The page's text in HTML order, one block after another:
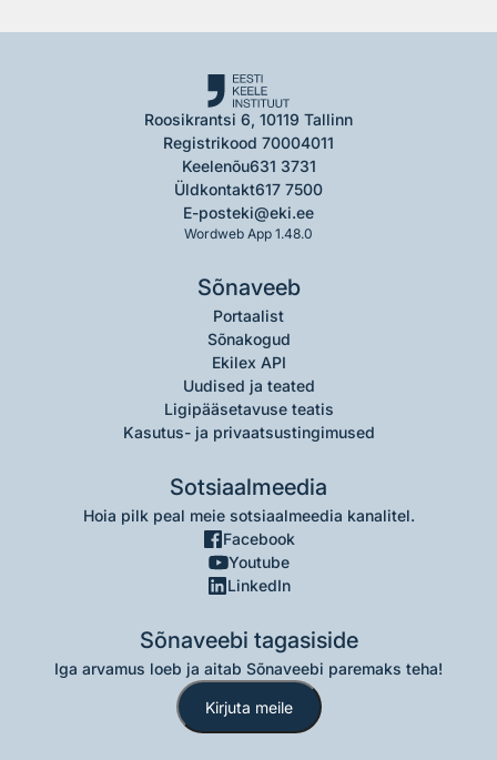
Roosikrantsi 6, 10119 Tallinn
Registrikood 70004011
Keelenõu631 3731
Üldkontakt617 7500
E-posteki@eki.ee
Wordweb App 1.48.0
Sõnaveeb
Portaalist
Sõnakogud
Ekilex API
Uudised ja teated
Ligipääsetavuse teatis
Kasutus- ja privaatsustingimused
Sotsiaalmeedia
Hoia pilk peal meie sotsiaalmeedia kanalitel.
Facebook
Youtube
LinkedIn
Sõnaveebi tagasiside
Iga arvamus loeb ja aitab Sõnaveebi paremaks teha!
Kirjuta meile